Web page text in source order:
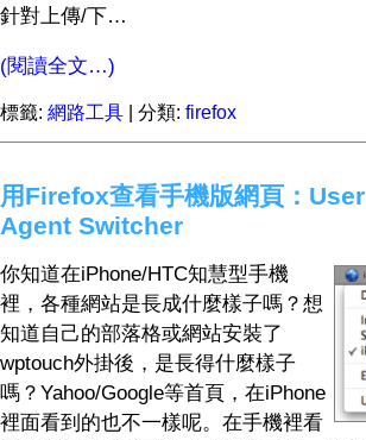
針對上傳/下…
(閱讀全文…)
標籤: 網路工具 | 分類: firefox
用Firefox查看手機版網頁：User
Agent Switcher
你知道在iPhone/HTC知慧型手機
裡，各種網站是長成什麼樣子嗎？想
知道自己的部落格或網站安裝了
wptouch外掛後，是長得什麼樣子
嗎？Yahoo/Google等首頁，在iPhone
裡面看到的也不一樣呢。在手機裡看